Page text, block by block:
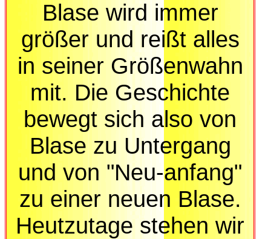
Blase wird immer
größer und reißt alles
in seiner Größenwahn
mit. Die Geschichte
bewegt sich also von
Blase zu Untergang
und von "Neu-anfang"
zu einer neuen Blase.
Heutzutage stehen wir